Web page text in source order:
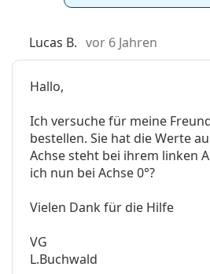
Lucas B. vor 6 Jahren
Hallo,
Ich versuche für meine
bestellen. Sie hat die Werte
Achse steht bei ihrem linken
ich nun bei Achse 0°?
Vielen Dank für die Hilfe
VG
L.Buchwald